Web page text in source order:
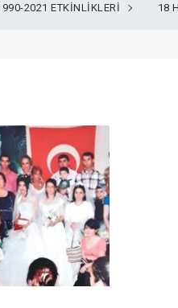
2021 ETKINLIKLERI 18